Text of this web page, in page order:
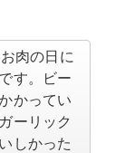
肉の日に
す。ビー
かってい
ーリック
しかった